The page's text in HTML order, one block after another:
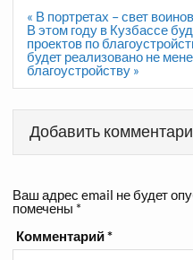
Навигация
по
записям
« В портретах – свет воинов
В этом году в Кузбассе
проектов по
будет реализовано не
благоустройству »
Добавить
Ваш адрес email не будет
помечены *
Комментарий*